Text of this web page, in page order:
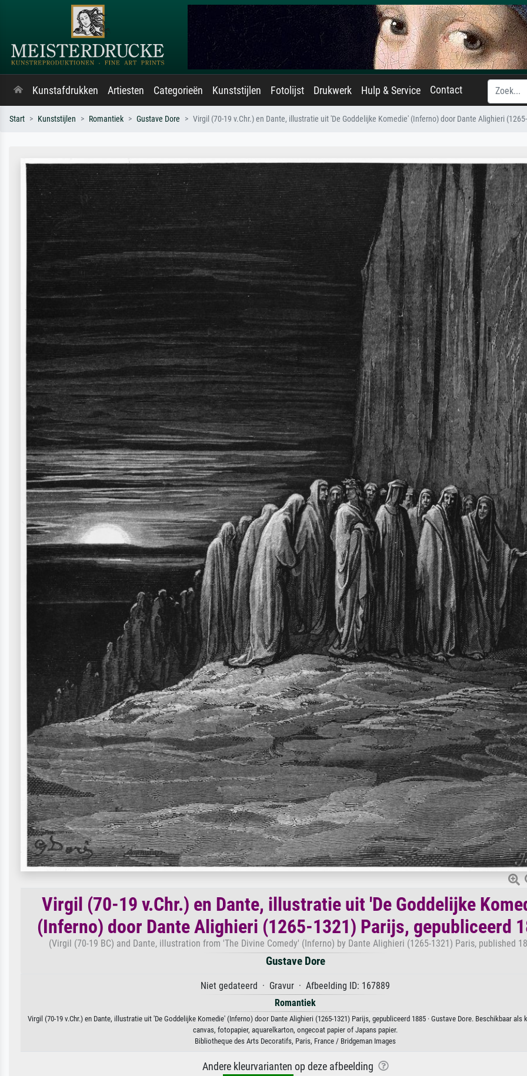
Kunstafdrukken Artiesten Categorieën Kunststijlen Fotolijst Drukwerk Hulp & Service Contact
Start Kunststijlen Romantiek Gustave Dore Virgil (70-19 v.Chr.) en Dante, illustratie uit 'De Goddelijke Komedie' (Inferno) door Dante Alighieri
Virgil (70-19 v.Chr.) en Dante, illustratie uit 'De Goddelijke
(Inferno) door Dante Alighieri (1265-1321) Parijs, gepubliceerd
(Virgil (70-19 BC) and Dante, illustration from 'The Divine Comedy' (Inferno) by Dante Alighieri (1265-1321) Paris, published
Gustave Dore
Niet gedateerd · Gravur · Afbeelding ID: 167889
Romantiek
Virgil (70-19 v.Chr.) en Dante, illustratie uit 'De Goddelijke Komedie' (Inferno) door Dante Alighieri (1265-1321) Parijs, gepubliceerd 1885 · Gustave Dore. Beschikbaar als
canvas, fotopapier, aquarelkarton, ongecoat papier of Japans papier.
Bibliotheque des Arts Decoratifs, Paris, France / Bridgeman Images
Andere kleurvarianten op deze afbeelding